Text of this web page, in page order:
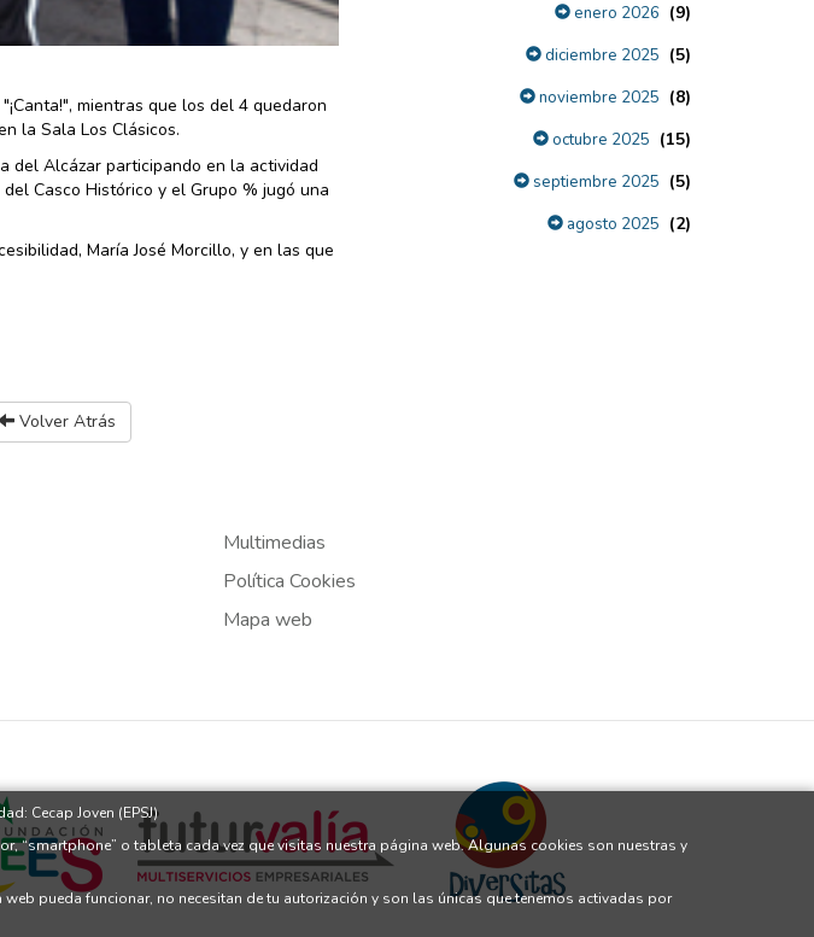
mientras que los del 4 quedaron
la Sala Los Clásicos.
del Alcázar participando en la actividad
Casco Histórico y el Grupo % jugó una
María José Morcillo, y en las que
enero 2026 (9)
diciembre 2025 (5)
noviembre 2025 (8)
octubre 2025 (15)
septiembre 2025 (5)
agosto 2025 (2)
Volver Atrás
Multimedias
Política Cookies
Mapa web
Cecap Joven (EPSJ)
“smartphone” o tableta cada vez que visitas nuestra página web. Algunas cookies son nuestras y
pueda funcionar, no necesitan de tu autorización y son las únicas que tenemos activadas por